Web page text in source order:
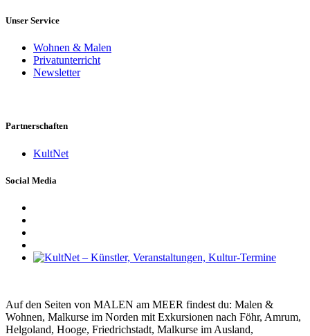
Unser Service
Wohnen & Malen
Privatunterricht
Newsletter
Partnerschaften
KultNet
Social Media
Auf den Seiten von MALEN am MEER findest du: Malen &
Wohnen, Malkurse im Norden mit Exkursionen nach Föhr, Amrum,
Helgoland, Hooge, Friedrichstadt, Malkurse im Ausland,